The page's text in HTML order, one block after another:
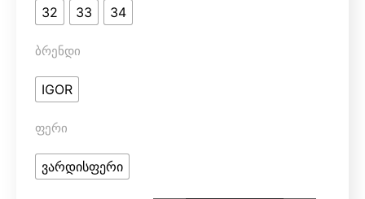
32
33 34
ბრენდი
IGOR
ფერი
ვარდისფერი